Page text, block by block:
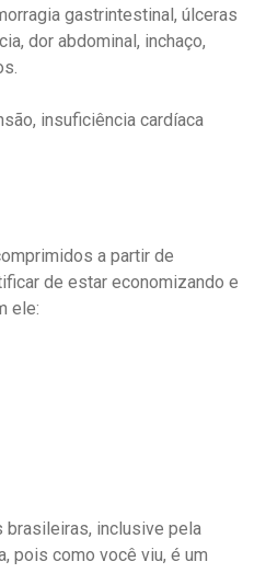
gastrintestinal, úlceras
dor abdominal, inchaço,
insuficiência cardíaca
a partir de
de estar economizando e
ele:
brasileiras, inclusive pela
pois como você viu, é um